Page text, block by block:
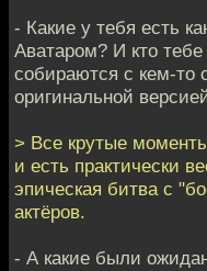
- Какие у тебя есть
Аватаром? И кто
собираются с кем-то
оригинальной
> Все крутые
и есть практически
эпическая битва с
актёров.
- А какие были